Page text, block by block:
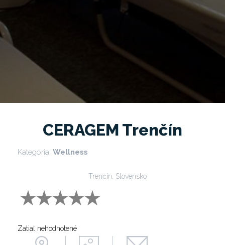
CERAGEM Trenčín
Kategória: Wellness
Trenčín, Slovensko
Zatiaľ nehodnotené